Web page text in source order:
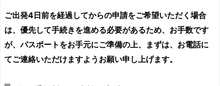
ご出発4日前を経過してからの申請をご希望いただく場合
は、優先して手続きを進める必要があるため、お手数です
が、パスポートをお手元にご準備の上、まずは、お電話に
てご連絡いただけますようお願い申し上げます。